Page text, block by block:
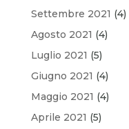
Settembre 2021 (4)
Agosto 2021 (4)
Luglio 2021 (5)
Giugno 2021 (4)
Maggio 2021 (4)
Aprile 2021 (5)